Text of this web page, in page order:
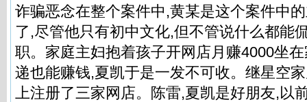
诈骗恶念在整个案件中,黄某是这个案件中
了,尽管他只有初中文化,但不管说什么都能
职。家庭主妇抱着孩子开网店月赚4000坐
递也能赚钱,夏凯于是一发不可收。继星空
上注册了三家网店。陈雷,夏凯是好朋友,以